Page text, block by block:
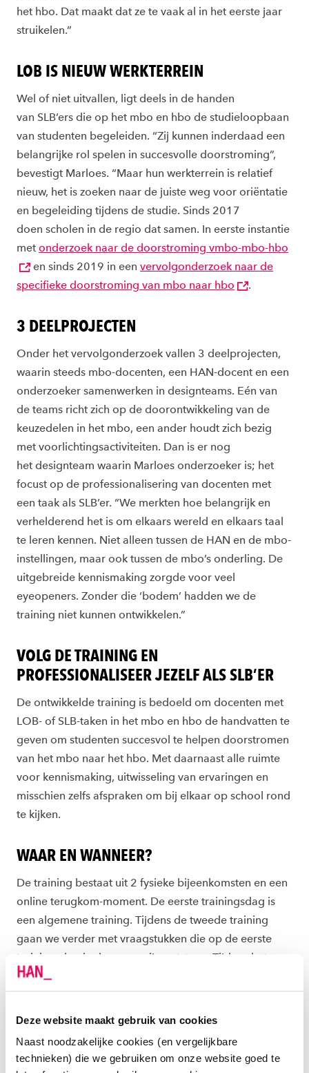
Deze website maakt gebruik van cookies
Naast noodzakelijke cookies (en vergelijkbare
technieken) die we gebruiken om onze website goed te
het hbo. Dat maakt dat ze te vaak al in het eerste jaar
struikelen.”
LOB IS NIEUW WERKTERREIN
Wel of niet uitvallen, ligt deels in de handen
van SLB’ers die op het mbo en hbo de studieloopbaan
van studenten begeleiden. “Zij kunnen inderdaad een
belangrijke rol spelen in succesvolle doorstroming”,
bevestigt Marloes. “Maar hun werkterrein is relatief
nieuw, het is zoeken naar de juiste weg voor oriëntatie
en begeleiding tijdens de studie. Sinds 2017
doen scholen in de regio dat samen. In eerste instantie
met onderzoek naar de doorstroming vmbo-mbo-hbo
en sinds 2019 in een vervolgonderzoek naar de
specifieke doorstroming van mbo naar hbo
.
3 DEELPROJECTEN
Onder het vervolgonderzoek vallen 3 deelprojecten,
waarin steeds mbo-docenten, een HAN-docent en een
onderzoeker samenwerken in designteams. Eén van
de teams richt zich op de doorontwikkeling van de
keuzedelen in het mbo, een ander houdt zich bezig
met voorlichtingsactiviteiten. Dan is er nog
het designteam waarin Marloes onderzoeker is; het
focust op de professionalisering van docenten met
een taak als SLB’er. “We merkten hoe belangrijk en
verhelderend het is om elkaars wereld en elkaars taal
te leren kennen. Niet alleen tussen de HAN en de mbo-
instellingen, maar ook tussen de mbo’s onderling. De
uitgebreide kennismaking zorgde voor veel
eyeopeners. Zonder die ‘bodem’ hadden we de
training niet kunnen ontwikkelen.”
VOLG DE TRAINING EN
PROFESSIONALISEER JEZELF ALS SLB’ER
De ontwikkelde training is bedoeld om docenten met
LOB- of SLB-taken in het mbo en hbo de handvatten te
geven om studenten succesvol te helpen doorstromen
van het mbo naar het hbo. Met daarnaast alle ruimte
voor kennismaking, uitwisseling van ervaringen en
misschien zelfs afspraken om bij elkaar op school rond
te kijken.
WAAR EN WANNEER?
De training bestaat uit 2 fysieke bijeenkomsten en een
online terugkom-moment. De eerste trainingsdag is
een algemene training. Tijdens de tweede training
gaan we verder met vraagstukken die op de eerste
trainingsdag in de groep zijn ontstaan. Tijdens het
online terugkom-moment reflecteren we.
Maandag 14 maart van 14.00-17.00 uur op de HAN
in Arnhem (exacte locatie volgt)